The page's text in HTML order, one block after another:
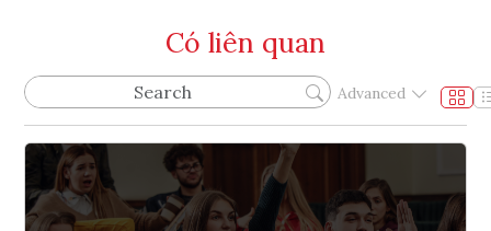
Có liên quan
Advanced